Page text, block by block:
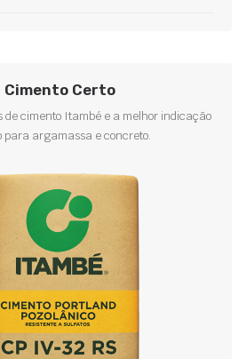
Cimento Certo
de cimento Itambé e a melhor indicação
para argamassa e concreto.